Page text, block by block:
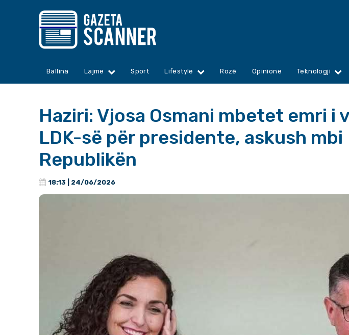
Ballina Lajme Sport Lifestyle Rozë Opinione Teknologji
Haziri: Vjosa Osmani mbetet emri i
LDK-së për presidente, askush mbi
Republikën
18:13 | 24/06/2026